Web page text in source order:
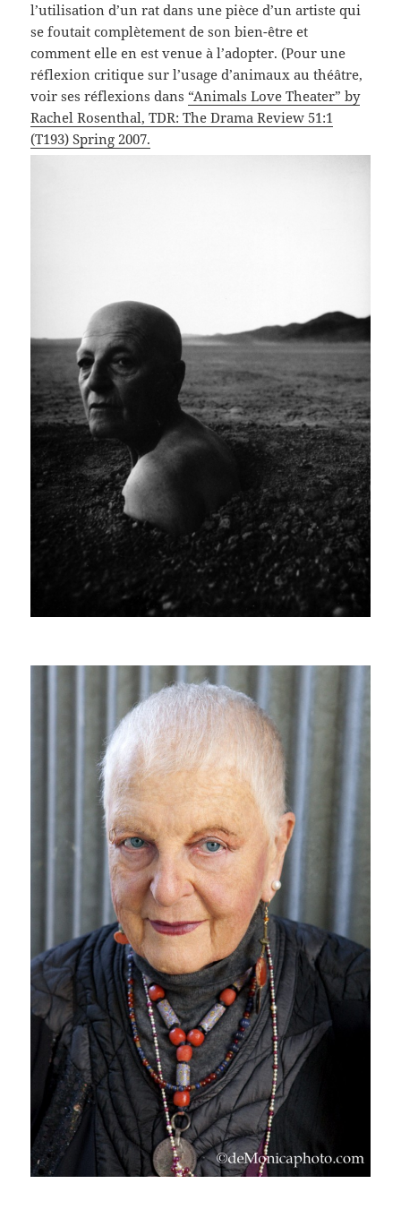
l’utilisation d’un rat dans une pièce d’un artiste qui
se foutait complètement de son bien-être et
comment elle en est venue à l’adopter. (Pour une
réflexion critique sur l’usage d’animaux au théâtre,
voir ses réflexions dans “Animals Love Theater” by
Rachel Rosenthal, TDR: The Drama Review 51:1
(T193) Spring 2007.